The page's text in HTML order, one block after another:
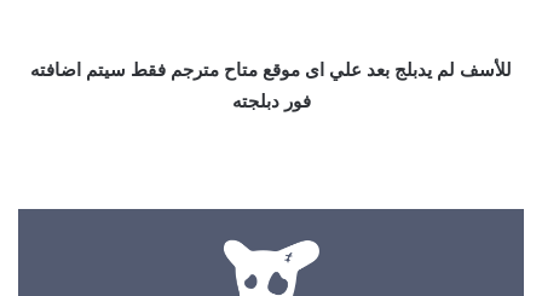
للأسف لم يدبلج بعد علي اى موقع متاح مترجم فقط سيتم اضافته
فور دبلجته